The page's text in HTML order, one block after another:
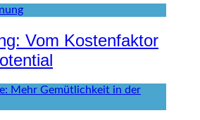
Vom Kostenfaktor